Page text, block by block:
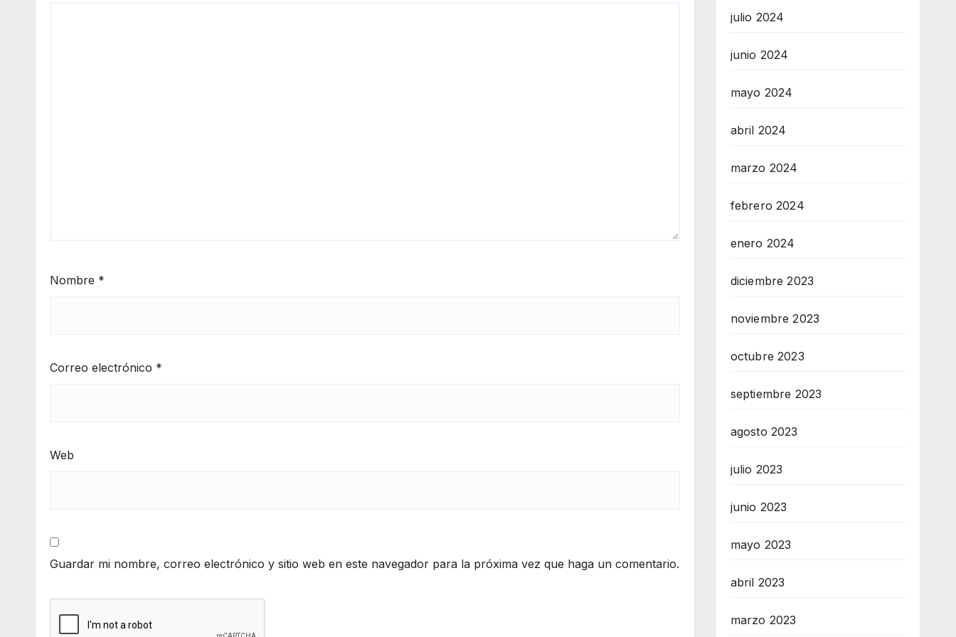
Nombre *
Correo electrónico *
Web
Guardar mi nombre, correo electrónico y sitio web en este navegador para la próxima vez que haga un comentario.
julio 2024
junio 2024
mayo 2024
abril 2024
marzo 2024
febrero 2024
enero 2024
diciembre 2023
noviembre 2023
octubre 2023
septiembre 2023
agosto 2023
julio 2023
junio 2023
mayo 2023
abril 2023
marzo 2023